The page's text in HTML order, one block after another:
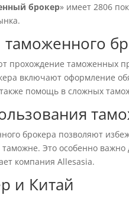
брокер» имеет 2806
прохождение таможенных
включают оформление
помощь в сложных
брокера позволяют
Это особенно
компания Allesasia.
и Китай